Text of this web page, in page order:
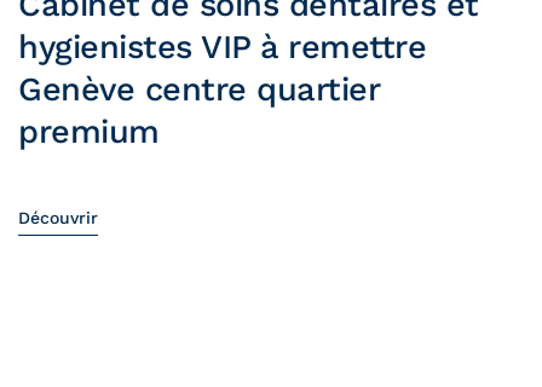
hygienistes VIP à remettre
Genève centre quartier
premium
Découvrir